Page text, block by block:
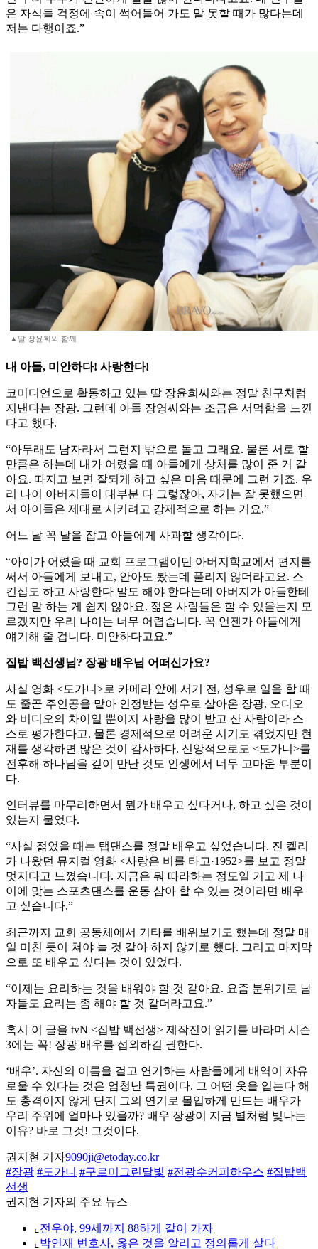
은 자식들 걱정에 속이 썩어들어 가도 말 못할 때가 많다는데
저는 다행이죠.”
▲딸 장윤희와 함께
내 아들, 미안하다! 사랑한다!
코미디언으로 활동하고 있는 딸 장윤희씨와는 정말 친구처럼
지낸다는 장광. 그런데 아들 장영씨와는 조금은 서먹함을 느낀
다고 했다.
“아무래도 남자라서 그런지 밖으로 돌고 그래요. 물론 서로 할
만큼은 하는데 내가 어렸을 때 아들에게 상처를 많이 준 거 같
아요. 따지고 보면 잘되게 하고 싶은 마음 때문에 그런 거죠. 우
리 나이 아버지들이 대부분 다 그렇잖아, 자기는 잘 못했으면
서 아이들은 제대로 시키려고 강제적으로 하는 거요.”
어느 날 꼭 날을 잡고 아들에게 사과할 생각이다.
“아이가 어렸을 때 교회 프로그램이던 아버지학교에서 편지를
써서 아들에게 보내고, 안아도 봤는데 풀리지 않더라고요. 스
킨십도 하고 사랑한다 말도 해야 한다는데 아버지가 아들한테
그런 말 하는 게 쉽지 않아요. 젊은 사람들은 할 수 있을는지 모
르겠지만 우리 나이는 너무 어렵습니다. 꼭 언젠가 아들에게
얘기해 줄 겁니다. 미안하다고요.”
집밥 백선생님? 장광 배우님 어떠신가요?
사실 영화 <도가니>로 카메라 앞에 서기 전, 성우로 일을 할 때
도 줄곧 주인공을 맡아 인정받는 성우로 살아온 장광. 오디오
와 비디오의 차이일 뿐이지 사랑을 많이 받고 산 사람이라 스
스로 평가한다고. 물론 경제적으로 어려운 시기도 겪었지만 현
재를 생각하면 많은 것이 감사하다. 신앙적으로도 <도가니>를
전후해 하나님을 깊이 만난 것도 인생에서 너무 고마운 부분이
다.
인터뷰를 마무리하면서 뭔가 배우고 싶다거나, 하고 싶은 것이
있는지 물었다.
“사실 젊었을 때는 탭댄스를 정말 배우고 싶었습니다. 진 켈리
가 나왔던 뮤지컬 영화 <사랑은 비를 타고·1952>를 보고 정말
멋지다고 느꼈습니다. 지금은 뭐 따라하는 정도일 거고 제 나
이에 맞는 스포츠댄스를 운동 삼아 할 수 있는 것이라면 배우
고 싶습니다.”
최근까지 교회 공동체에서 기타를 배워보기도 했는데 정말 매
일 미친 듯이 쳐야 늘 것 같아 하지 않기로 했다. 그리고 마지막
으로 또 배우고 싶다는 것이 있었다.
“이제는 요리하는 것을 배워야 할 것 같아요. 요즘 분위기로 남
자들도 요리는 좀 해야 할 것 같더라고요.”
혹시 이 글을 tvN <집밥 백선생> 제작진이 읽기를 바라며 시즌
3에는 꼭! 장광 배우를 섭외하길 권한다.
‘배우’. 자신의 이름을 걸고 연기하는 사람들에게 배역이 자유
로울 수 있다는 것은 엄청난 특권이다. 그 어떤 옷을 입는다 해
도 충격이지 않게 단지 그의 연기로 몰입하게 만드는 배우가
우리 주위에 얼마나 있을까? 배우 장광이 지금 별처럼 빛나는
이유? 바로 그것! 그것이다.
권지현 기자9090ji@etoday.co.kr
#장광 #도가니 #구르미그린달빛 #전광수커피하우스 #집밥백
선생
권지현 기자의 주요 뉴스
⌞ 전우야, 99세까지 88하게 같이 가자
⌞ 박연재 변호사, 옳은 것을 알리고 정의롭게 살다